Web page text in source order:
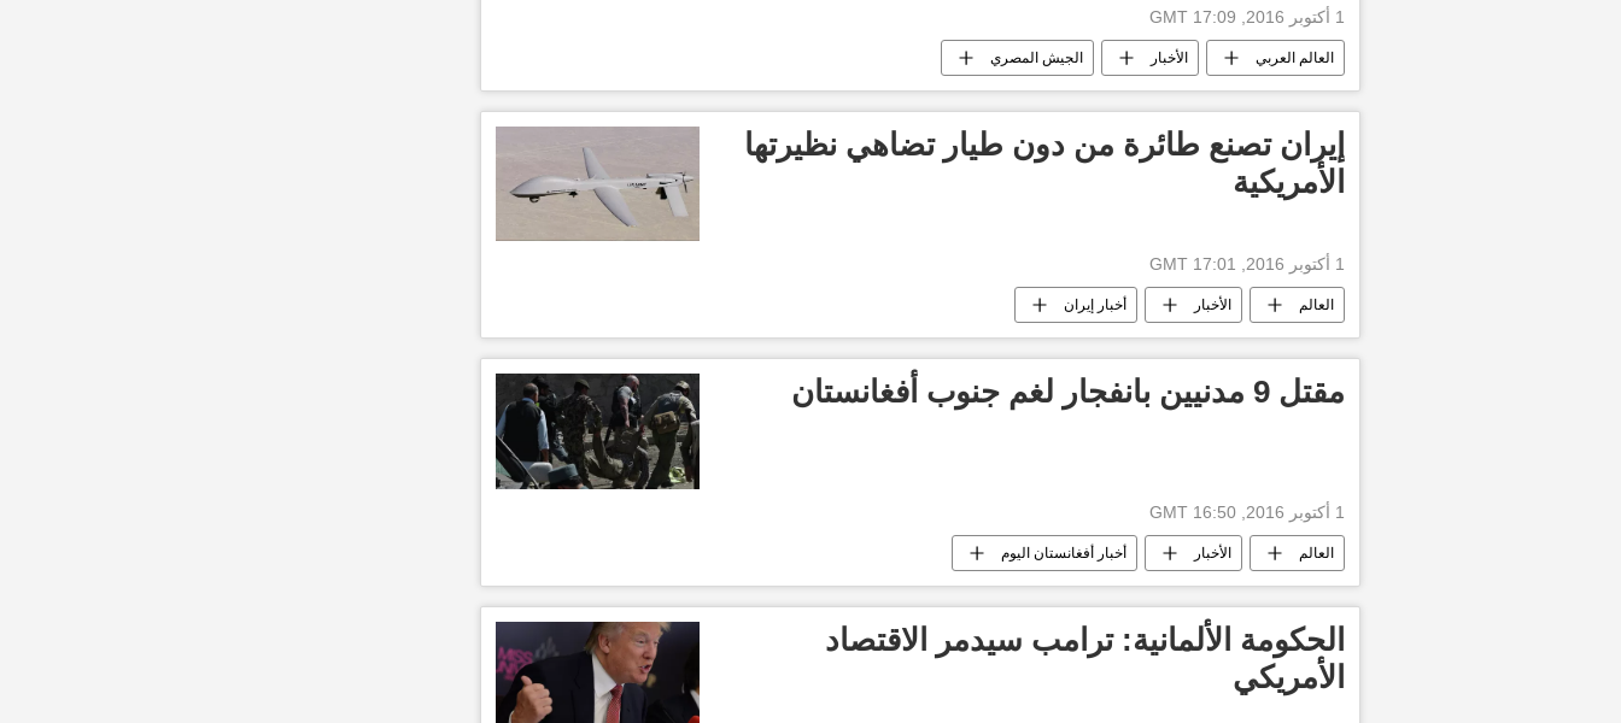
1 أكتوبر 2016, 17:09 GMT
العالم العربي الأخبار الجيش المصري
إيران تصنع طائرة من دون طيار تضاهي نظيرتها
الأمريكية
1 أكتوبر 2016, 17:01 GMT
العالم الأخبار أخبار إيران
مقتل 9 مدنيين بانفجار لغم جنوب أفغانستان
1 أكتوبر 2016, 16:50 GMT
العالم الأخبار أخبار أفغانستان اليوم
الحكومة الألمانية: ترامب سيدمر الاقتصاد
الأمريكي